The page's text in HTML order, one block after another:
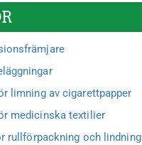
limning av cigarettpapper
medicinska textilier
rullförpackning och lindning